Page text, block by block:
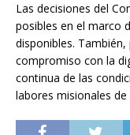
Las decisiones del
posibles en el marco
disponibles.
compromiso con la
continua de las
labores misionales